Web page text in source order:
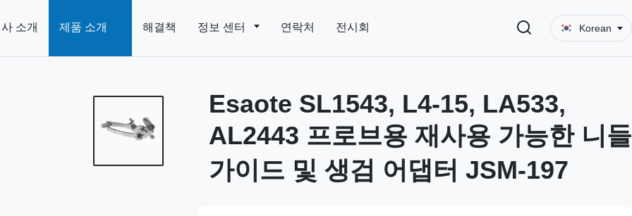
소개 제품 소개 해결책 정보 센터 연락처 전시회 Korean
Esaote SL1543, L4-15, LA533,
AL2443 프로브용 재사용 가능한 니들
가이드 및 생검 어댑터 JSM-197